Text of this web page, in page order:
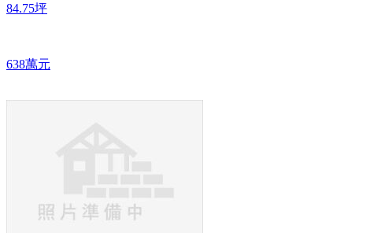
84.75坪
638萬元